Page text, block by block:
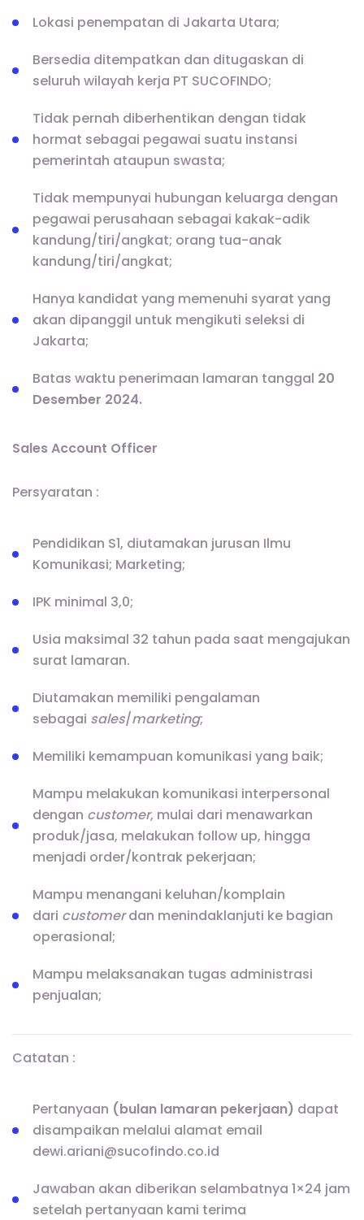
Lokasi penempatan di Jakarta Utara;
Bersedia ditempatkan dan ditugaskan di
seluruh wilayah kerja PT SUCOFINDO;
Tidak pernah diberhentikan dengan tidak
hormat sebagai pegawai suatu instansi
pemerintah ataupun swasta;
Tidak mempunyai hubungan keluarga dengan
pegawai perusahaan sebagai kakak-adik
kandung/tiri/angkat; orang tua-anak
kandung/tiri/angkat;
Hanya kandidat yang memenuhi syarat yang
akan dipanggil untuk mengikuti seleksi di
Jakarta;
Batas waktu penerimaan lamaran tanggal 20
Desember 2024.
Sales Account Officer
Persyaratan :
Pendidikan S1, diutamakan jurusan Ilmu
Komunikasi; Marketing;
IPK minimal 3,0;
Usia maksimal 32 tahun pada saat mengajukan
surat lamaran.
Diutamakan memiliki pengalaman
sebagai sales/marketing;
Memiliki kemampuan komunikasi yang baik;
Mampu melakukan komunikasi interpersonal
dengan customer, mulai dari menawarkan
produk/jasa, melakukan follow up, hingga
menjadi order/kontrak pekerjaan;
Mampu menangani keluhan/komplain
dari customerdan menindaklanjuti ke bagian
operasional;
Mampu melaksanakan tugas administrasi
penjualan;
Catatan :
Pertanyaan (bulan lamaran pekerjaan) dapat
disampaikan melalui alamat email
dewi.ariani@sucofindo.co.id
Jawaban akan diberikan selambatnya 1×24 jam
setelah pertanyaan kami terima